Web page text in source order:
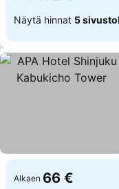
Näytä hinnat 5
Alkaen 66 €